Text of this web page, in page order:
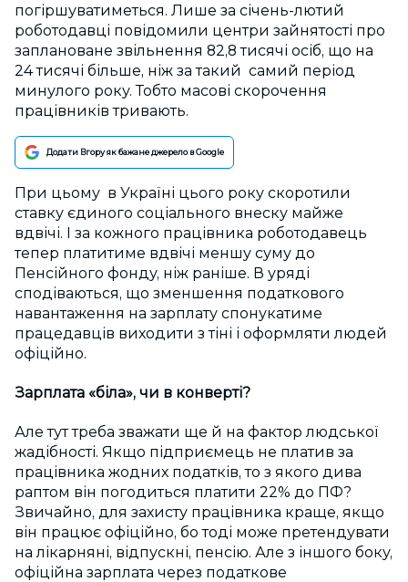
погіршуватиметься. Лише за січень-лютий
роботодавці повідомили центри зайнятості про
заплановане звільнення 82,8 тисячі осіб, що на
24 тисячі більше, ніж за такий самий період
минулого року. Тобто масові скорочення
працівників тривають.
Додати Вгору як бажане джерело в Google
При цьому в Україні цього року скоротили
ставку єдиного соціального внеску майже
вдвічі. І за кожного працівника роботодавець
тепер платитиме вдвічі меншу суму до
Пенсійного фонду, ніж раніше. В уряді
сподіваються, що зменшення податкового
навантаження на зарплату спонукатиме
працедавців виходити з тіні і оформляти людей
офіційно.
Зарплата «біла», чи в конверті?
Але тут треба зважати ще й на фактор людської
жадібності. Якщо підприємець не платив за
працівника жодних податків, то з якого дива
раптом він погодиться платити 22% до ПФ?
Звичайно, для захисту працівника краще, якщо
він працює офіційно, бо тоді може претендувати
на лікарняні, відпускні, пенсію. Але з іншого боку,
офіційна зарплата через податкове